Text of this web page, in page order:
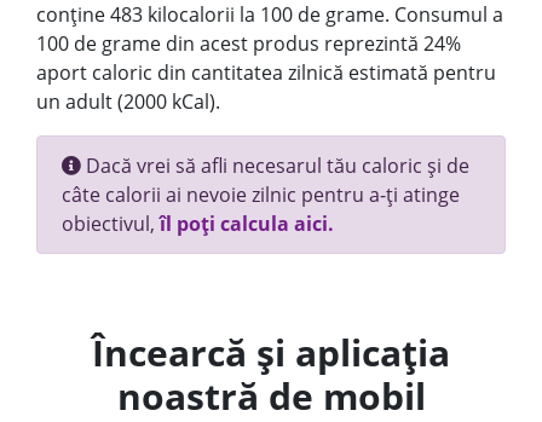
conține 483 kilocalorii la 100 de grame. Consumul a
100 de grame din acest produs reprezintă 24%
aport caloric din cantitatea zilnică estimată pentru
un adult (2000 kCal).
Dacă vrei să afli necesarul tău caloric și de
câte calorii ai nevoie zilnic pentru a-ți atinge
obiectivul,îl poți calcula aici.
Încearcă și aplicația
noastră de mobil